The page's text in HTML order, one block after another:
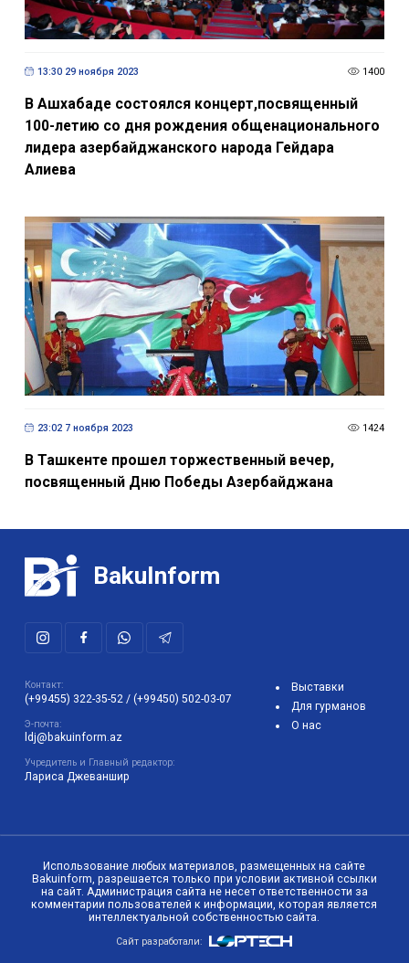
13:30 29 ноября 2023 1400
В Ашхабаде состоялся концерт,посвященный
100-летию со дня рождения общенационального
лидера азербайджанского народа Гейдара
Алиева
23:02 7 ноября 2023 1424
В Ташкенте прошел торжественный вечер,
посвященный Дню Победы Азербайджана
BakuInform
Контакт:
(+99455) 322-35-52 / (+99450) 502-03-07
Э-почта:
ldj@bakuinform.az
Учредитель и Главный редактор:
Лариса Джеваншир
Выставки
Для гурманов
О нас
Использование любых материалов, размещенных на сайте
Bakuinform, разрешается только при условии активной ссылки
на сайт. Администрация сайта не несет ответственности за
комментарии пользователей к информации, которая является
интеллектуальной собственностью сайта.
Сайт разработали: